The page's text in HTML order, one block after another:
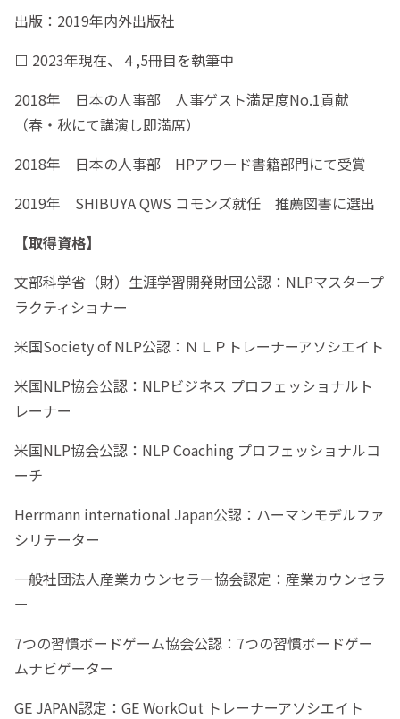
出版：2019年内外出版社
⬜️ 2023年現在、４,5冊目を執筆中
2018年 日本の人事部 人事ゲスト満足度No.1貢献
（春・秋にて講演し即満席）
2018年 日本の人事部 HPアワード書籍部門にて受賞
2019年 SHIBUYA QWS コモンズ就任 推薦図書に選出
【取得資格】
文部科学省（財）生涯学習開発財団公認：NLPマスタープ
ラクティショナー
米国Society of NLP公認：ＮＬＰトレーナーアソシエイト
米国NLP協会公認：NLPビジネス プロフェッショナルト
レーナー
米国NLP協会公認：NLP Coaching プロフェッショナルコ
ーチ
Herrmann international Japan公認：ハーマンモデルファ
シリテーター
一般社団法人産業カウンセラー協会認定：産業カウンセラ
ー
7つの習慣ボードゲーム協会公認：7つの習慣ボードゲー
ムナビゲーター
GE JAPAN認定：GE WorkOut トレーナーアソシエイト